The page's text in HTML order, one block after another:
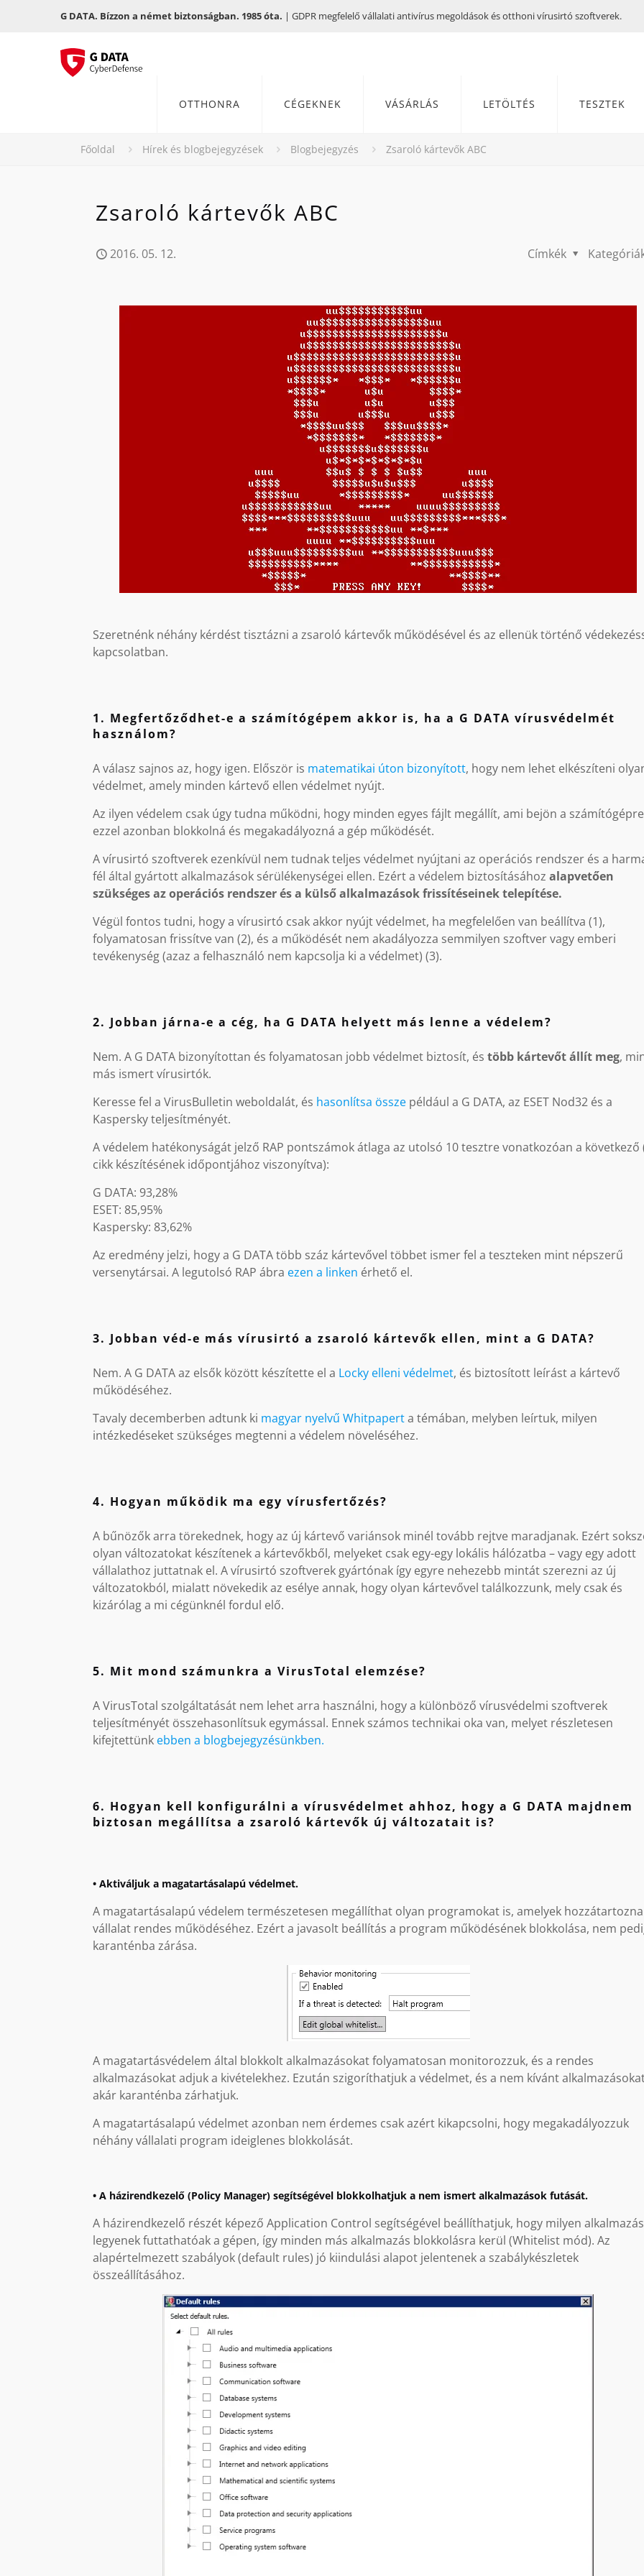
G DATA. Bízzon a német biztonságban. 1985 óta. | GDPR megfelelő vállalati antivírus megoldások és otthoni vírusirtó szoftverek.
OTTHONRA CÉGEKNEK VÁSÁRLÁS LETÖLTÉS TESZTEK
Főoldal Hírek és blogbejegyzések Blogbejegyzés Zsaroló kártevők ABC
Zsaroló kártevők ABC
2016. 05. 12. Címkék
Szeretnénk néhány kérdést tisztázni a zsaroló kártevők működésével és az ellenük történő
kapcsolatban.
1. Megfertőződhet-e a számítógépem akkor is, ha a G DATA vírusvédelmét
használom?
A válasz sajnos az, hogy igen. Először is matematikai úton bizonyított, hogy nem lehet elkészíteni
védelmet, amely minden kártevő ellen védelmet nyújt.
Az ilyen védelem csak úgy tudna működni, hogy minden egyes fájlt megállít, ami bejön a
ezzel azonban blokkolná és megakadályozná a gép működését.
A vírusirtó szoftverek ezenkívül nem tudnak teljes védelmet nyújtani az operációs rendszer és a
fél által gyártott alkalmazások sérülékenységei ellen. Ezért a védelem biztosításáhozalapvetően
szükséges az operációs rendszer és a külső alkalmazások frissítéseinek telepítése.
Végül fontos tudni, hogy a vírusirtó csak akkor nyújt védelmet, ha megfelelően van beállítva (1),
folyamatosan frissítve van (2), és a működését nem akadályozza semmilyen szoftver vagy emberi
tevékenység (azaz a felhasználó nem kapcsolja ki a védelmet) (3).
2. Jobban járna-e a cég, ha G DATA helyett más lenne a védelem?
Nem. A G DATA bizonyítottan és folyamatosan jobb védelmet biztosít, éstöbb kártevőt állít meg,
más ismert vírusirtók.
Keresse fel a VirusBulletin weboldalát, és hasonlítsa össze például a G DATA, az ESET Nod32 és a
Kaspersky teljesítményét.
A védelem hatékonyságát jelző RAP pontszámok átlaga az utolsó 10 tesztre vonatkozóan a következő
cikk készítésének időpontjához viszonyítva):
G DATA: 93,28%
ESET: 85,95%
Kaspersky: 83,62%
Az eredmény jelzi, hogy a G DATA több száz kártevővel többet ismer fel a teszteken mint népszerű
versenytársai. A legutolsó RAP ábra ezen a linken érhető el.
3. Jobban véd-e más vírusirtó a zsaroló kártevők ellen, mint a G DATA?
Nem. A G DATA az elsők között készítette el a Locky elleni védelmet, és biztosított leírást a kártevő
működéséhez.
Tavaly decemberben adtunk ki magyar nyelvű Whitpaperta témában, melyben leírtuk, milyen
intézkedéseket szükséges megtenni a védelem növeléséhez.
4. Hogyan működik ma egy vírusfertőzés?
A bűnözők arra törekednek, hogy az új kártevő variánsok minél tovább rejtve maradjanak. Ezért
olyan változatokat készítenek a kártevőkből, melyeket csak egy-egy lokális hálózatba – vagy egy adott
vállalathoz juttatnak el. A vírusirtó szoftverek gyártónak így egyre nehezebb mintát szerezni az új
változatokból, mialatt növekedik az esélye annak, hogy olyan kártevővel találkozzunk, mely csak és
kizárólag a mi cégünknél fordul elő.
5. Mit mond számunkra a VirusTotal elemzése?
A VirusTotal szolgáltatását nem lehet arra használni, hogy a különböző vírusvédelmi szoftverek
teljesítményét összehasonlítsuk egymással. Ennek számos technikai oka van, melyet részletesen
kifejtettünk ebben a blogbejegyzésünkben.
6. Hogyan kell konfigurálni a vírusvédelmet ahhoz, hogy a G DATA majdnem
biztosan megállítsa a zsaroló kártevők új változatait is?
• Aktiváljuk a magatartásalapú védelmet.
A magatartásalapú védelem természetesen megállíthat olyan programokat is, amelyek
vállalat rendes működéséhez. Ezért a javasolt beállítás a program működésének blokkolása, nem
karanténba zárása.
A magatartásvédelem által blokkolt alkalmazásokat folyamatosan monitorozzuk, és a rendes
alkalmazásokat adjuk a kivételekhez. Ezután szigoríthatjuk a védelmet, és a nem kívánt
akár karanténba zárhatjuk.
A magatartásalapú védelmet azonban nem érdemes csak azért kikapcsolni, hogy megakadályozzuk
néhány vállalati program ideiglenes blokkolását.
• A házirendkezelő (Policy Manager) segítségével blokkolhatjuk a nem ismert alkalmazások futását.
A házirendkezelő részét képező Application Control segítségével beállíthatjuk, hogy milyen
legyenek futtathatóak a gépen, így minden más alkalmazás blokkolásra kerül (Whitelist mód). Az
alapértelmezett szabályok (default rules) jó kiindulási alapot jelentenek a szabálykészletek
összeállításához.